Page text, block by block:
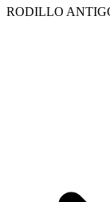
RODILLO